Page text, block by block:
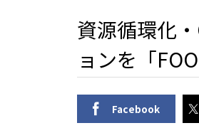
資源循環化
ョンを「
Facebook